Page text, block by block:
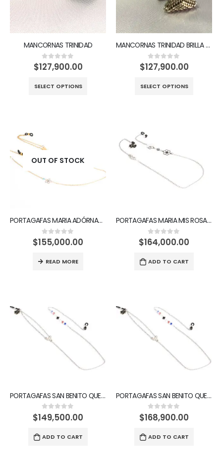
MANCORNAS TRINIDAD
0out of 5
$127,900.00
SELECT OPTIONS
MANCORNAS TRINIDAD BRILLA EN MI
0out of 5
$127,900.00
SELECT OPTIONS
OUT OF STOCK
PORTAGAFAS MARIA ADÓRNAME CON TUS GRACIAS
0out of 5
$155,000.00
READ MORE
PORTAGAFAS MARIA MIS ROSAS PARA TI
0out of 5
$164,000.00
ADD TO CART
PORTAGAFAS SAN BENITO QUE MI CRUZ SEA MI SALVACIÓN
0out of 5
$149,500.00
ADD TO CART
PORTAGAFAS SAN BENITO QUE MI CRUZ SEA MI SALVACIÓN
0out of 5
$168,900.00
ADD TO CART